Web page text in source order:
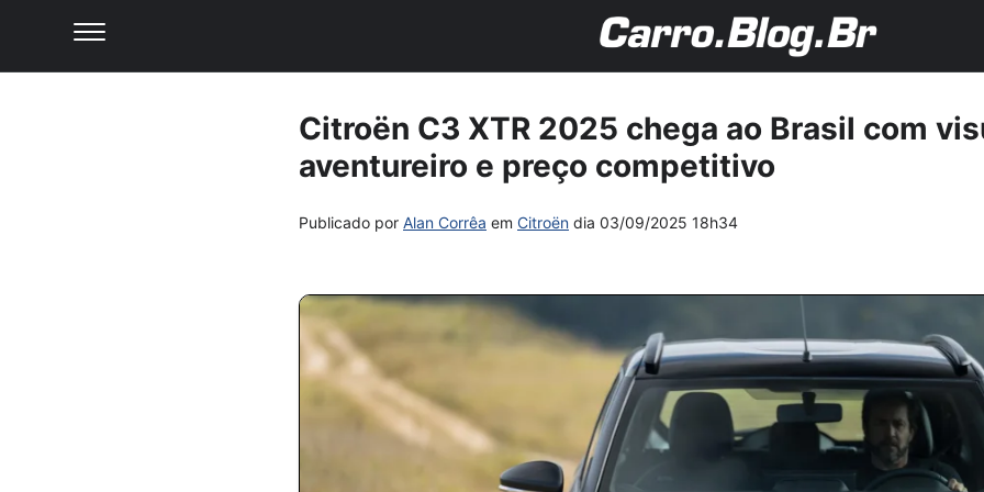
Citroën C3 XTR 2025 chega ao Brasil com
aventureiro e preço competitivo
Publicado por Alan Corrêa em Citroën dia 03/09/2025 18h34